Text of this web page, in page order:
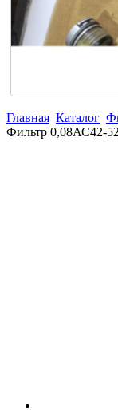
Главная Каталог
Фильтр 0,08АС42-52